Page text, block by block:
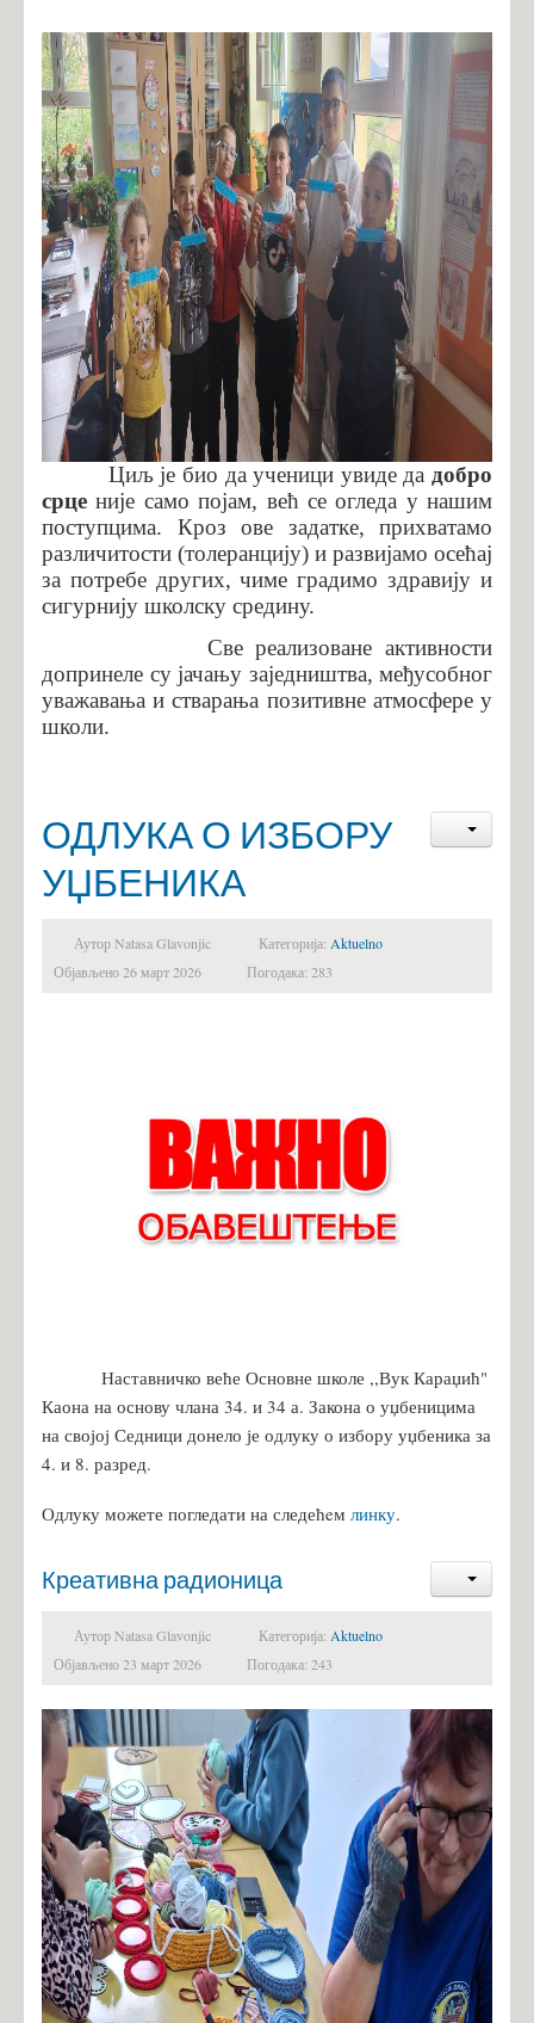
Циљ је био да ученици увиде да добро
срце није само појам, већ се огледа у нашим
поступцима. Кроз ове задатке, прихватамо
различитости (толеранцију) и развијамо осећај
за потребе других, чиме градимо здравију и
сигурнију школску средину.
Све реализоване активности
допринеле су јачању заједништва, међусобног
уважавања и стварања позитивне атмосфере у
школи.
ОДЛУКА О ИЗБОРУ
УЏБЕНИКА
Аутор Natasa Glavonjic Категорија: Aktuelno
Објављено 26 март 2026
Погодака: 283
Наставничко веће Основне школе ,,Вук Караџић"
Каона на основу члана 34. и 34 а. Закона о уџбеницима
на својој Седници донело је одлуку о избору уџбеника за
4. и 8. разред.
Одлуку можете погледати на следећeм линку.
Креативна радионица
Аутор Natasa Glavonjic Категорија: Aktuelno
Објављено 23 март 2026
Погодака: 243